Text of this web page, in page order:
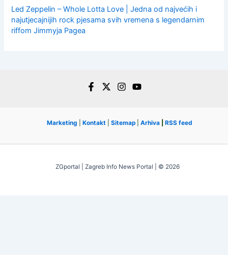
Led Zeppelin – Whole Lotta Love | Jedna od najvećih i
najutjecajnijih rock pjesama svih vremena s legendarnim
riffom Jimmyja Pagea
Marketing Kontakt Sitemap Arhiva RSS feed
ZGportal | Zagreb Info News Portal | © 2026